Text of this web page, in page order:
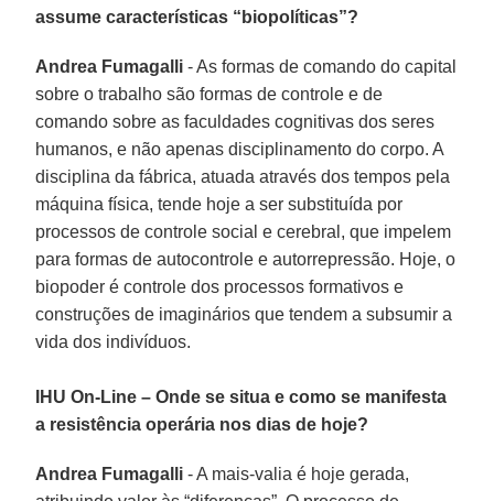
assume características “biopolíticas”?
Andrea Fumagalli - As formas de comando do capital
sobre o trabalho são formas de controle e de
comando sobre as faculdades cognitivas dos seres
humanos, e não apenas disciplinamento do corpo. A
disciplina da fábrica, atuada através dos tempos pela
máquina física, tende hoje a ser substituída por
processos de controle social e cerebral, que impelem
para formas de autocontrole e autorrepressão. Hoje, o
biopoder é controle dos processos formativos e
construções de imaginários que tendem a subsumir a
vida dos indivíduos.
IHU On-Line – Onde se situa e como se manifesta
a resistência operária nos dias de hoje?
Andrea Fumagalli - A mais-valia é hoje gerada,